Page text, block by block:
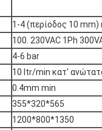
1-4 (περίοδος 10 mm)
100. 230VAC 1Ph
4-6 bar
10 ltr/min κατ'
0.4mm min
355*320*565
1200*800*1350